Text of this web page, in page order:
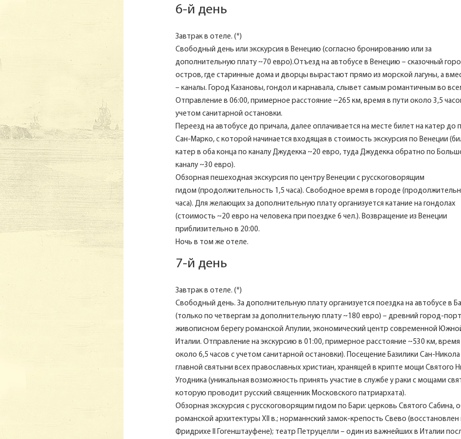
6-й день
Завтрак в отеле. (*)
Свободный день или экскурсия в Венецию (согласно бронированию или за
дополнительную плату ~70 евро).Отъезд на автобусе в Венецию – сказочный
остров, где старинные дома и дворцы вырастают прямо из морской лагуны, а
– каналы. Город Казановы, гондол и карнавала, слывет самым романтичным во
Отправление в 06:00, примерное расстояние ~265 км, время в пути около 3,5
учетом санитарной остановки.
Переезд на автобусе до причала, далее оплачивается на месте билет на катер до
Сан-Марко, с которой начинается входящая в стоимость экскурсия по Венеции
катер в оба конца по каналу Джудекка ~20 евро, туда Джудекка обратно по
каналу ~30 евро).
Обзорная пешеходная экскурсия по центру Венеции с русскоговорящим
гидом (продолжительность 1,5 часа). Свободное время в городе
часа). Для желающих за дополнительную плату организуется катание на гондолах
(стоимость ~20 евро на человека при поездке 6 чел.). Возвращение из Венеции
приблизительно в 20:00.
Ночь в том же отеле.
7-й день
Завтрак в отеле. (*)
Свободный день. За дополнительную плату организуется поездка на автобусе в
(только по четвергам за дополнительную плату ~180 евро) – древний город-
живописном берегу романской Апулии, экономический центр современной
Италии. Отправление на экскурсию в 01:00, примерное расстояние ~530 км, время
около 6,5 часов с учетом санитарной остановки). Посещение Базилики Сан-Никола
главной святыни всех православных христиан, хранящей в крипте мощи Святого
Угодника (уникальная возможность принять участие в службе у раки с мощами
которую проводит русский священник Московского патриархата).
Обзорная экскурсия с русскоговорящим гидом по Бари: церковь Святого Сабина,
романской архитектуры XII в.; норманнский замок-крепость Свево (восстановлен
Фридрихе II Гогенштауфене); театр Петруцелли – один из важнейших в Италии